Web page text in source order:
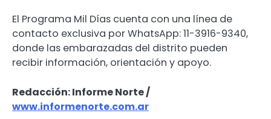
El Programa Mil Días cuenta con una línea de
contacto exclusiva por WhatsApp: 11-3916-9340,
donde las embarazadas del distrito pueden
recibir información, orientación y apoyo.
Redacción: Informe Norte /
www.informenorte.com.ar